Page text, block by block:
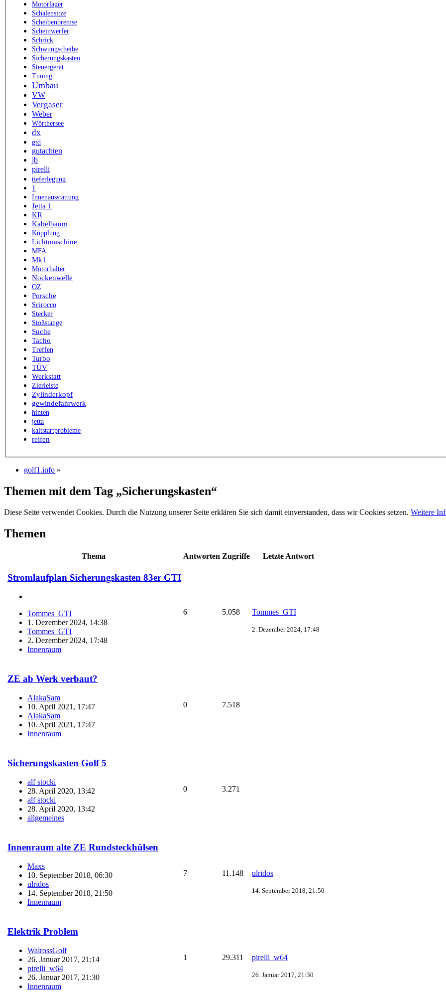
Motorlager
Schalensitze
Scheibenbremse
Scheinwerfer
Schrick
Schwungscheibe
Sicherungskasten
Steuergerät
Tuning
Umbau
VW
Vergaser
Weber
Wörthersee
dx
gtd
gutachten
jb
pirelli
tieferlegung
1
Innenausstattung
Jetta 1
KR
Kabelbaum
Kupplung
Lichtmaschine
MFA
Mk1
Motorhalter
Nockenwelle
OZ
Porsche
Scirocco
Stecker
Stoßstange
Suche
Tacho
Treffen
Turbo
TÜV
Werkstatt
Zierleiste
Zylinderkopf
gewindefahrwerk
hinten
jetta
kaltstartprobleme
reifen
golf1.info »
Themen mit dem Tag „Sicherungskasten“
Diese Seite verwendet Cookies. Durch die Nutzung unserer Seite erklären Sie sich damit einverstanden, dass wir Cookies setzen. Weitere
Themen
Thema Antworten Zugriffe Letzte Antwort
Stromlaufplan Sicherungskasten 83er GTI
Tommes_GTI
1. Dezember 2024, 14:38
Tommes_GTI
2. Dezember 2024, 17:48
Innenraum
6 5.058 Tommes_GTI
2. Dezember 2024, 17:48
ZE ab Werk verbaut?
AlakaSam
10. April 2021, 17:47
AlakaSam
10. April 2021, 17:47
Innenraum
0 7.518
Sicherungskasten Golf 5
alf stocki
28. April 2020, 13:42
alf stocki
28. April 2020, 13:42
allgemeines
0 3.271
Innenraum alte ZE Rundsteckhülsen
Maxs
10. September 2018, 06:30
ulridos
14. September 2018, 21:50
Innenraum
7 11.148 ulridos
14. September 2018, 21:50
Elektrik Problem
WalrossGolf
26. Januar 2017, 21:14
pirelli_w64
26. Januar 2017, 21:30
Innenraum
1 29.311 pirelli_w64
26. Januar 2017, 21:30